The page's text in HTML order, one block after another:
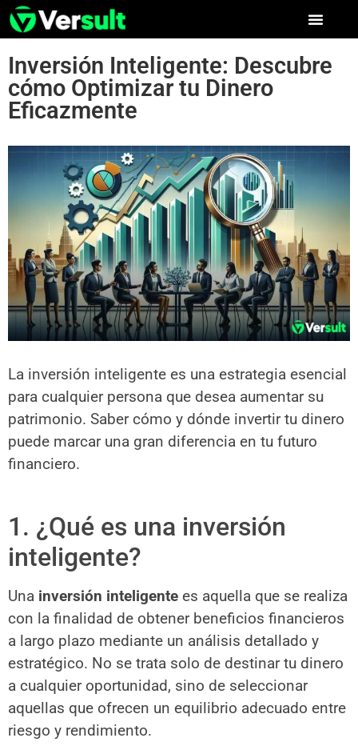
Inversión Inteligente: Descubre
cómo Optimizar tu Dinero
Eficazmente
La inversión inteligente es una estrategia esencial
para cualquier persona que desea aumentar su
patrimonio. Saber cómo y dónde invertir tu dinero
puede marcar una gran diferencia en tu futuro
financiero.
1. ¿Qué es una inversión
inteligente?
Una inversión inteligente es aquella que se realiza
con la finalidad de obtener beneficios financieros
a largo plazo mediante un análisis detallado y
estratégico. No se trata solo de destinar tu dinero
a cualquier oportunidad, sino de seleccionar
aquellas que ofrecen un equilibrio adecuado entre
riesgo y rendimiento.